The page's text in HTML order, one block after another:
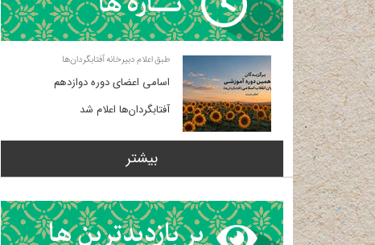
طبق اعلام دبیرخانه آفتابگردان‌ها
اسامی اعضای دوره دوازدهم
آفتابگردان‌ها اعلام شد
بیشتر